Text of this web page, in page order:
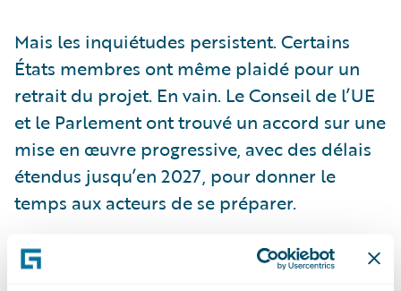
Mais les inquiétudes persistent. Certains
États membres ont même plaidé pour un
retrait du projet. En vain. Le Conseil de l’UE
et le Parlement ont trouvé un accord sur une
mise en œuvre progressive, avec des délais
étendus jusqu’en 2027, pour donner le
temps aux acteurs de se préparer.
Des expériences étrangères